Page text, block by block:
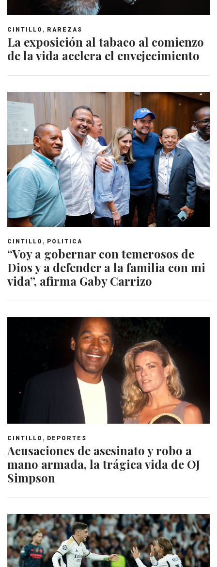
CINTILLO , RAREZAS
La exposición al tabaco al comienzo
de la vida acelera el envejecimiento
CINTILLO , POLITICA
“Voy a gobernar con temerosos de
Dios y a defender a la familia con mi
vida”, afirma Gaby Carrizo
CINTILLO , DEPORTES
Acusaciones de asesinato y robo a
mano armada, la trágica vida de OJ
Simpson